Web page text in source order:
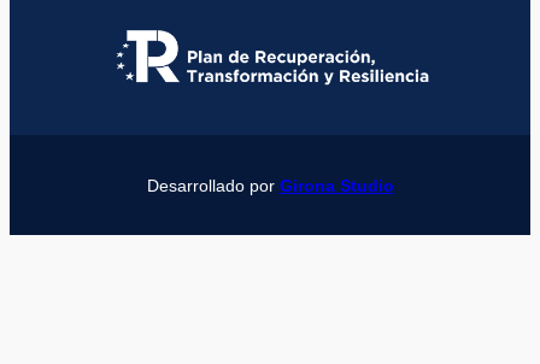
Desarrollado por Girona Studio